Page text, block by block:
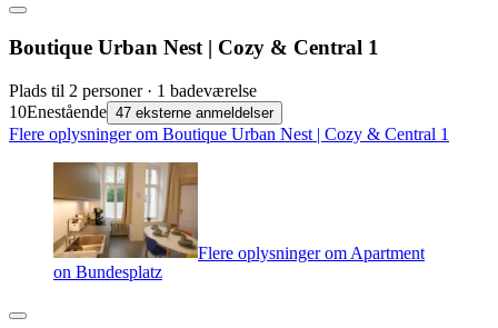
Boutique Urban Nest | Cozy & Central 1
Plads til 2 personer · 1 badeværelse
10Enestående 47 eksterne anmeldelser
Flere oplysninger om Boutique Urban Nest | Cozy & Central 1
Flere oplysninger om Apartment
on Bundesplatz